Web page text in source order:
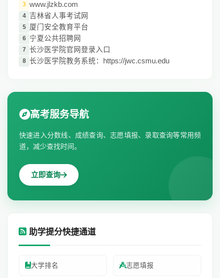
3 www.jlzkb.com
4 吉林省人事考试网
5 厦门安全教育平台
6 宁夏公共招聘网
7 长沙医学院官网登录入口
8 长沙医学院教务系统：https://jwc.csmu.edu
高考服务导航
快速进入分数线、成绩查询、志愿填报、录取查询等常用频
道，减少查找时间。
立即查询
助学提分快捷通道
大学排名 志愿填报